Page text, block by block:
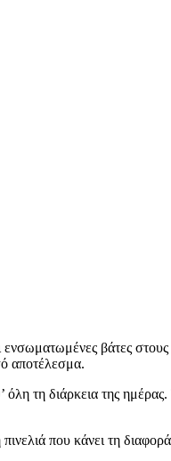
βάτες
αποτέλεσμα.
τη διάρκεια της ημέρας.
που κάνει τη